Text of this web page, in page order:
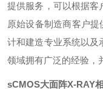
提供服务，可以根据客
原始设备制造商客户提
计和建造专业系统以及
领域拥有广泛的经验，
sCMOS大面阵X-RAY